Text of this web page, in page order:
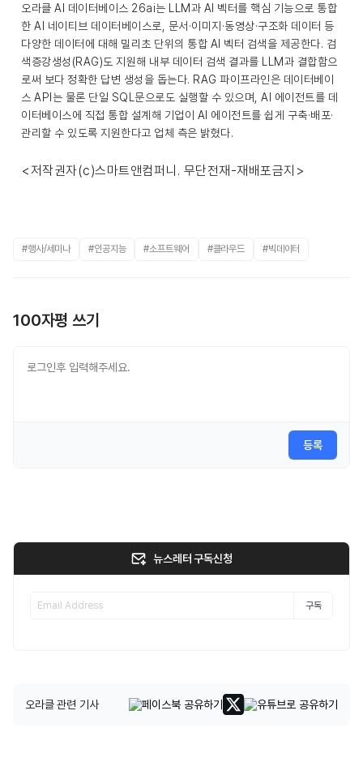
오라클 AI 데이터베이스 26ai는 LLM과 AI 벡터를 핵심 기능으로 통합
한 AI 네이티브 데이터베이스로, 문서·이미지·동영상·구조화 데이터 등
다양한 데이터에 대해 밀리초 단위의 통합 AI 벡터 검색을 제공한다. 검
색증강생성(RAG)도 지원해 내부 데이터 검색 결과를 LLM과 결합함으
로써 보다 정확한 답변 생성을 돕는다. RAG 파이프라인은 데이터베이
스 API는 물론 단일 SQL문으로도 실행할 수 있으며, AI 에이전트를 데
이터베이스에 직접 통합 설계해 기업이 AI 에이전트를 쉽게 구축·배포·
관리할 수 있도록 지원한다고 업체 측은 밝혔다.
<저작권자(c)스마트앤컴퍼니. 무단전재-재배포금지>
#행사/세미나 #인공지능 #소프트웨어 #클라우드 #빅데이터
100자평 쓰기
등록
뉴스레터 구독신청
구독
오라클 관련 기사